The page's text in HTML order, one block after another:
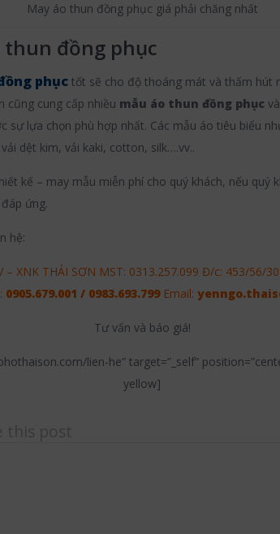
May áo thun đồng phục giá phải chăng nhất
thun đồng phục
phục tốt sẽ cho độ thoáng mát và thấm hút
cũng cung cấp nhiều mẫu áo thun đồng phục
sự lựa chọn phù hợp nhất. Các mẫu áo tiêu biểu
dệt kim, vải kaki, cotton, silk….vv..
kế – may mẫu miễn phí cho quý khách, nếu quý
ứng.
hệ:
– XNK THÁI SƠN MST: 0313.257.099 Đ/c: 453/56/
0905.679.001 / 0983.693.799Email:
Tư vấn và báo giá!
lien-he” target=”_self”
yellow]